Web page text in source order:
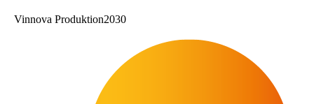
Vinnova Produktion2030